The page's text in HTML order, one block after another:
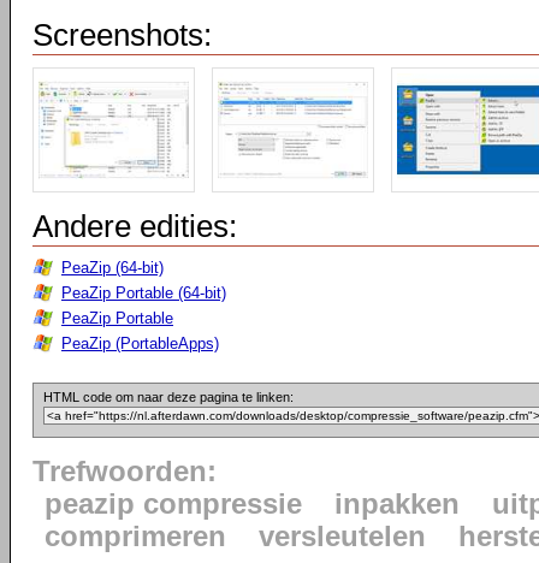
Screenshots:
Andere edities:
PeaZip (64-bit)
PeaZip Portable (64-bit)
PeaZip Portable
PeaZip (PortableApps)
HTML code om naar deze pagina te linken:
Trefwoorden:
peazip compressie
inpakken
comprimeren
versleutelen